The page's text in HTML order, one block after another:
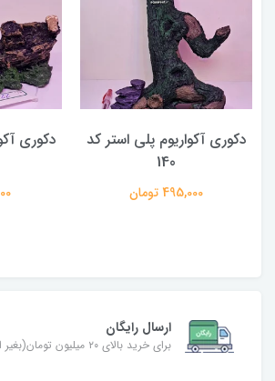
دکوری آکواریوم پلی استر کد
140
495,000 تومان
دکوری
ارسال رایگان
برای خرید بالای ۲۰ میلیون تومان(بغیر از آکواریوم)